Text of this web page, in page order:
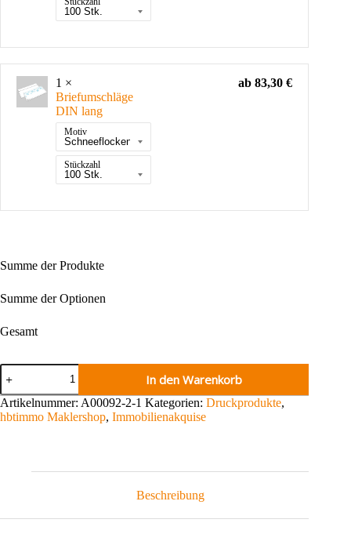
1 ×
Briefumschläge
DIN lang
Motiv
Stückzahl
ab83,30€
Summe der Produkte
Summe der Optionen
Gesamt
Bundle:
Weihnachtskarte
mit
Umschlägen
Menge
In den Warenkorb
Artikelnummer: A00092-2-1 Kategorien: Druckprodukte,
hbtimmo Maklershop, Immobilienakquise
Beschreibung